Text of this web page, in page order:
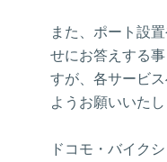
また、ポート設
せにお答えする
すが、各サービ
ようお願いいたし
ドコモ・バイク